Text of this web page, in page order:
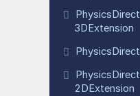
Physics Direct
3DExtension
Physics Direct
PhysicsDirect
2DExtension